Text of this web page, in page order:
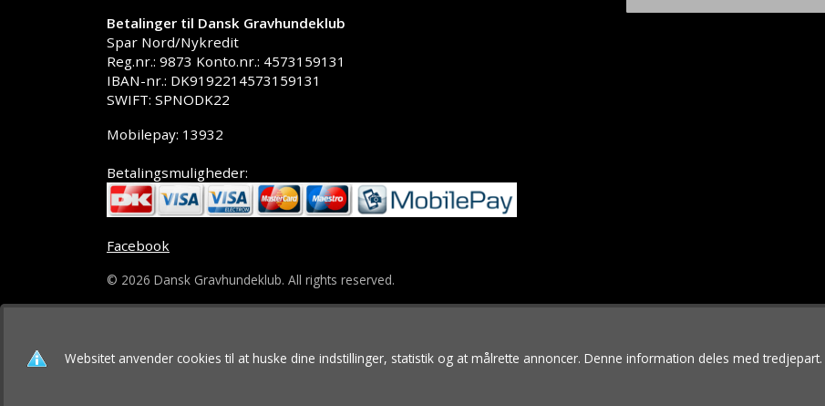
Betalinger til Dansk Gravhundeklub
Spar Nord/Nykredit
Reg.nr.: 9873 Konto.nr.: 4573159131
IBAN-nr.: DK9192214573159131
SWIFT: SPNODK22
Mobilepay: 13932
Betalingsmuligheder:
Facebook
© 2026 Dansk Gravhundeklub. All rights reserved.
Websitet anvender cookies til at huske dine indstillinger, statistik og at målrette annoncer. Denne information deles med tredjepart.